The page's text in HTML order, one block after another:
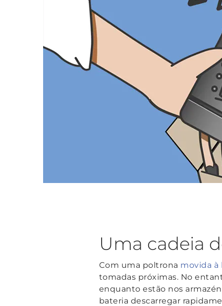
Uma cadeia
Com uma poltrona movida à
tomadas próximas. No
enquanto estão nos
bateria descarregar